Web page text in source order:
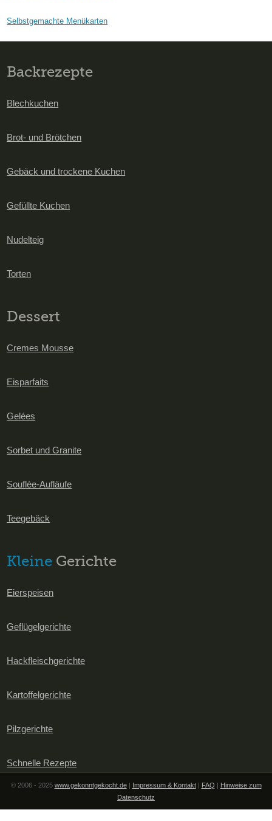
Selbstgemachte Menükarten
Backrezepte
Blechkuchen
Brot- und Brötchen
Gebäck und trockene Kuchen
Gefüllte Kuchen
Nudelteig
Torten
Dessert
Cremes Mousse
Eisparfaits
Gelées
Sorbet und Granite
Souflèe-Aufläufe
Teegebäck
Kleine Gerichte
Eierspeisen
Geflügelgerichte
Hackfleischgerichte
Kartoffelgerichte
Pilzgerichte
Schnelle Rezepte
© 2006 - 2025 www.gekonntgekocht.de| Impressum & Kontakt| FAQ | Hinweise zum
Datenschutz